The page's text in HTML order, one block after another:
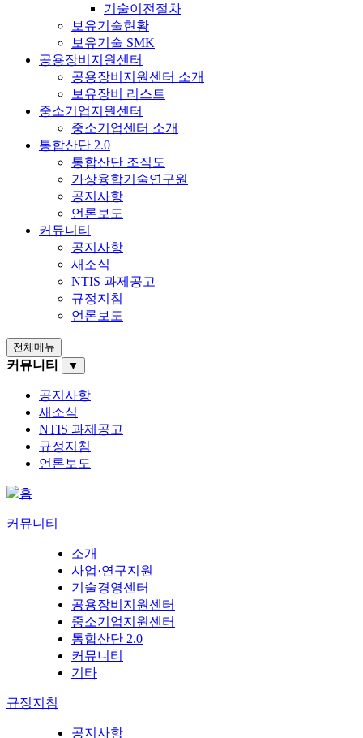
기술이전절차
보유기술현황
보유기술 SMK
공용장비지원센터
공용장비지원센터 소개
보유장비 리스트
중소기업지원센터
중소기업센터 소개
통합산단 2.0
통합산단 조직도
가상융합기술연구원
공지사항
언론보도
커뮤니티
공지사항
새소식
NTIS 과제공고
규정지침
언론보도
전체메뉴
커뮤니티 ▼
공지사항
새소식
NTIS 과제공고
규정지침
언론보도
커뮤니티
소개
사업·연구지원
기술경영센터
공용장비지원센터
중소기업지원센터
통합산단 2.0
커뮤니티
기타
규정지침
공지사항